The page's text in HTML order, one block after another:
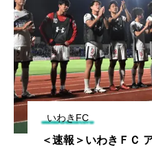
いわきFC
＜速報＞いわきＦＣ